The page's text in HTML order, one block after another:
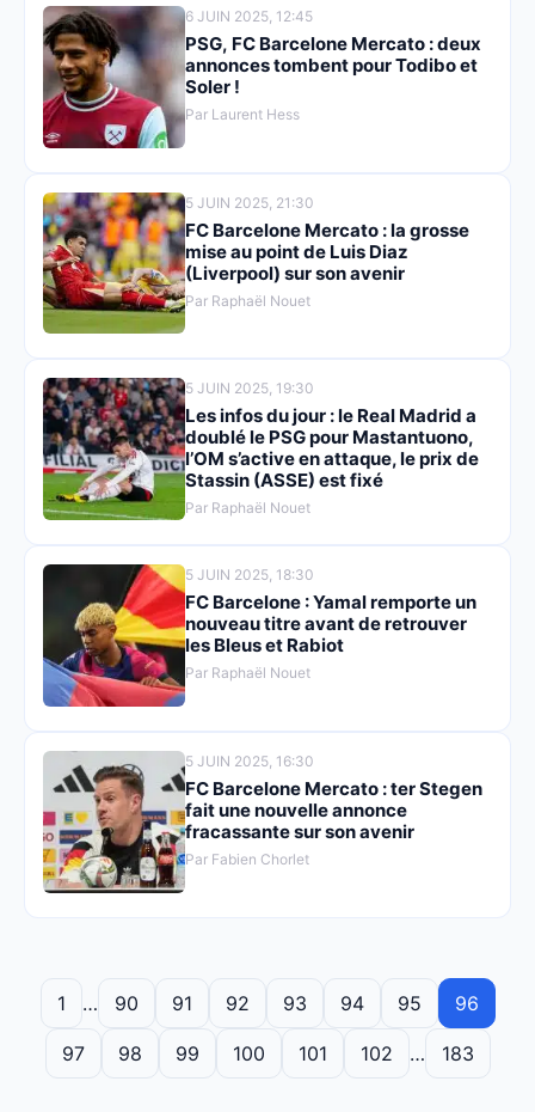
6 JUIN 2025, 12:45
PSG, FC Barcelone Mercato : deux
annonces tombent pour Todibo et
Soler !
Par Laurent Hess
5 JUIN 2025, 21:30
FC Barcelone Mercato : la grosse
mise au point de Luis Diaz
(Liverpool) sur son avenir
Par Raphaël Nouet
5 JUIN 2025, 19:30
Les infos du jour : le Real Madrid a
doublé le PSG pour Mastantuono,
l’OM s’active en attaque, le prix de
Stassin (ASSE) est fixé
Par Raphaël Nouet
5 JUIN 2025, 18:30
FC Barcelone : Yamal remporte un
nouveau titre avant de retrouver
les Bleus et Rabiot
Par Raphaël Nouet
5 JUIN 2025, 16:30
FC Barcelone Mercato : ter Stegen
fait une nouvelle annonce
fracassante sur son avenir
Par Fabien Chorlet
1 … 90 91 92 93 94 95 96
97 98 99 100 101 102 … 183